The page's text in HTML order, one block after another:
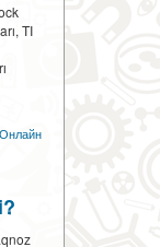
TI